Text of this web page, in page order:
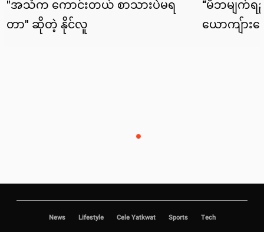
News Lifestyle Cele Yatkwat Sports Tech